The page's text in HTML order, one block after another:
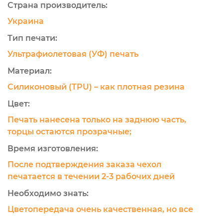
Страна производитель:
Украина
Тип печати:
Ультрафиолетовая (УФ) печать
Материал:
Силиконовый (TPU) – как плотная резина
Цвет:
Печать нанесена только на заднюю часть,
торцы остаются прозрачные;
Время изготовления:
После подтверждения заказа чехол
печатается в течении 2-3 рабочих дней
Необходимо знать:
Цветопередача очень качественная, но все